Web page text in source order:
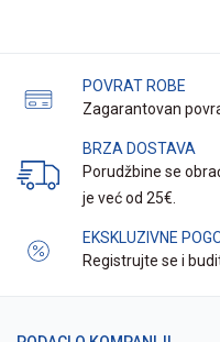
POVRAT ROBE
Zagarantovan
BRZA DOSTAVA
Porudžbine se
je već od 25€.
EKSKLUZIVNE
Registrujte se i